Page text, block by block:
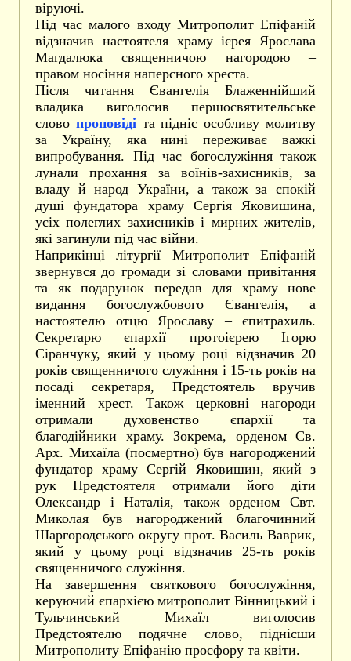
віруючі.
Під час малого входу Митрополит Епіфаній
відзначив настоятеля храму ієрея Ярослава
Магдалюка священничою нагородою –
правом носіння наперсного хреста.
Після читання Євангелія Блаженнійший
владика виголосив першосвятительське
слово проповідіта підніс особливу молитву
за Україну, яка нині переживає важкі
випробування. Під час богослужіння також
лунали прохання за воїнів-захисників, за
владу й народ України, а також за спокій
душі фундатора храму Сергія Яковишина,
усіх полеглих захисників і мирних жителів,
які загинули під час війни.
Наприкінці літургії Митрополит Епіфаній
звернувся до громади зі словами привітання
та як подарунок передав для храму нове
видання богослужбового Євангелія, а
настоятелю отцю Ярославу – єпитрахиль.
Секретарю єпархії протоієрею Ігорю
Сіранчуку, який у цьому році відзначив 20
років священничого служіння і 15-ть років на
посаді секретаря, Предстоятель вручив
іменний хрест. Також церковні нагороди
отримали духовенство єпархії та
благодійники храму. Зокрема, орденом Св.
Арх. Михаїла (посмертно) був нагороджений
фундатор храму Сергій Яковишин, який з
рук Предстоятеля отримали його діти
Олександр і Наталія, також орденом Свт.
Миколая був нагороджений благочинний
Шаргородського округу прот. Василь Ваврик,
який у цьому році відзначив 25-ть років
священничого служіння.
На завершення святкового богослужіння,
керуючий єпархією митрополит Вінницький і
Тульчинський Михаїл виголосив
Предстоятелю подячне слово, піднісши
Митрополиту Епіфанію просфору та квіти.